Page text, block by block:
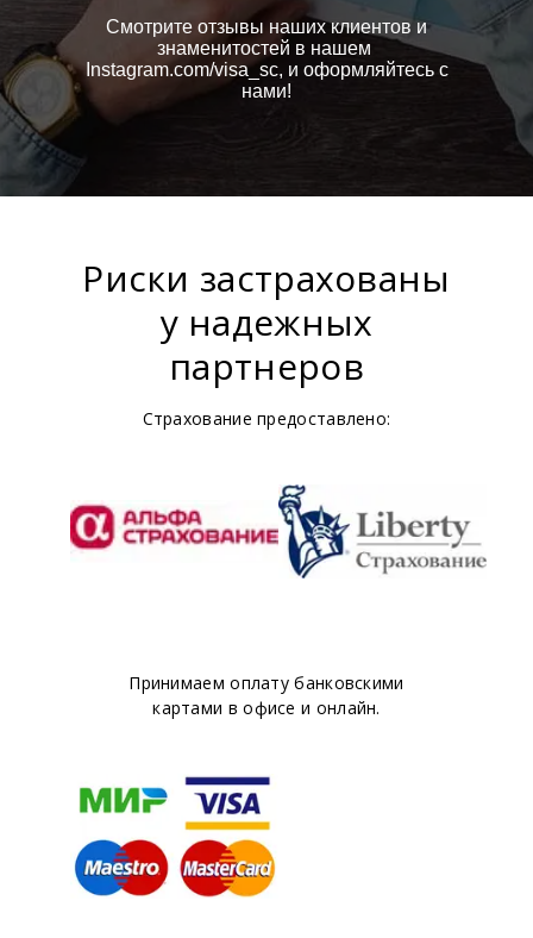
Смотрите отзывы наших клиентов и
знаменитостей в нашем
Instagram.com/visa_sc, и оформляйтесь с
нами!
Риски застрахованы
у надежных
партнеров
Страхование предоставлено:
Принимаем оплату банковскими
картами в офисе и онлайн.